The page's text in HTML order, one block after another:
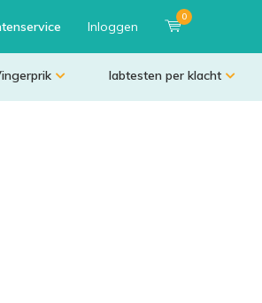
Inloggen
0
labtesten per klacht